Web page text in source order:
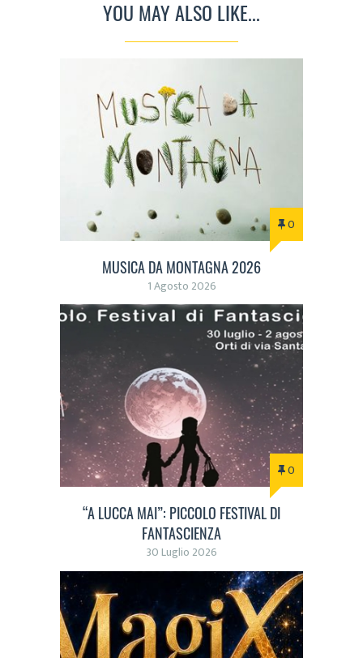
YOU MAY ALSO LIKE...
0
MUSICA DA MONTAGNA 2026
1 Agosto 2026
0
“A LUCCA MAI”: PICCOLO FESTIVAL DI
FANTASCIENZA
30 Luglio 2026